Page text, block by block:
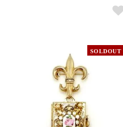
SOLDOUT